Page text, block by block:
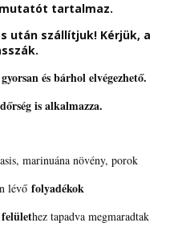
tartalmaz.
után szállítjuk! Kérjük, a
és bárhol elvégezhető.
is alkalmazza.
marinuána növény, porok
lévő folyadékok
felülethez tapadva megmaradtak